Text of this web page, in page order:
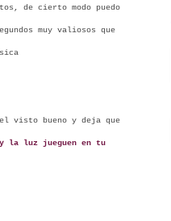
de cierto modo puedo
muy valiosos que
visto bueno y deja que
la luz jueguen en tu